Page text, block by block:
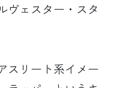
ヴェスター・スタ
スリート系イメー